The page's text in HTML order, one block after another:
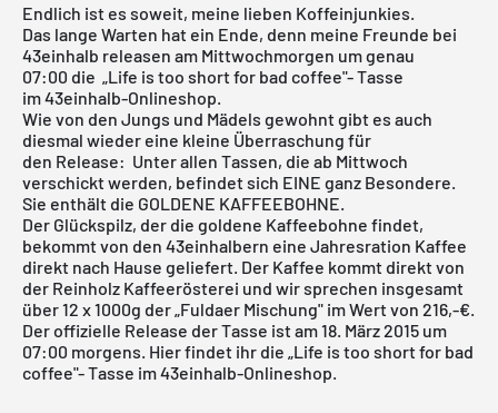
Endlich ist es soweit, meine lieben Koffeinjunkies.
Das lange Warten hat ein Ende, denn meine Freunde bei
43einhalb releasen am Mittwochmorgen um genau
07:00 die „Life is too short for bad coffee"- Tasse
im43einhalb-Onlineshop.
Wie von den Jungs und Mädels gewohnt gibt es auch
diesmal wieder eine kleine Überraschung für
den Release: Unter allen Tassen, die ab Mittwoch
verschickt werden, befindet sich EINE ganz Besondere.
Sie enthält die GOLDENE KAFFEEBOHNE.
Der Glückspilz, der die goldene Kaffeebohne findet,
bekommt von den 43einhalbern eine Jahresration Kaffee
direkt nach Hause geliefert. Der Kaffee kommt direkt von
der Reinholz Kaffeerösterei und wir sprechen insgesamt
über12 x 1000g der „Fuldaer Mischung" im Wert von 216,-€.
Der offizielle Release der Tasse ist am 18. März 2015 um
07:00 morgens. Hierfindet ihr die „Life is too short for bad
coffee"- Tasse im43einhalb-Onlineshop.